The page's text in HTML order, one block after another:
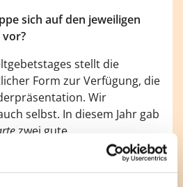
sich auf den jeweiligen
stellt die
Form zur Verfügung, die
Wir
selbst. In diesem Jahr gab
zwei gute
Nigeria, etwa zu den Benin-
jemanden ein, der aus